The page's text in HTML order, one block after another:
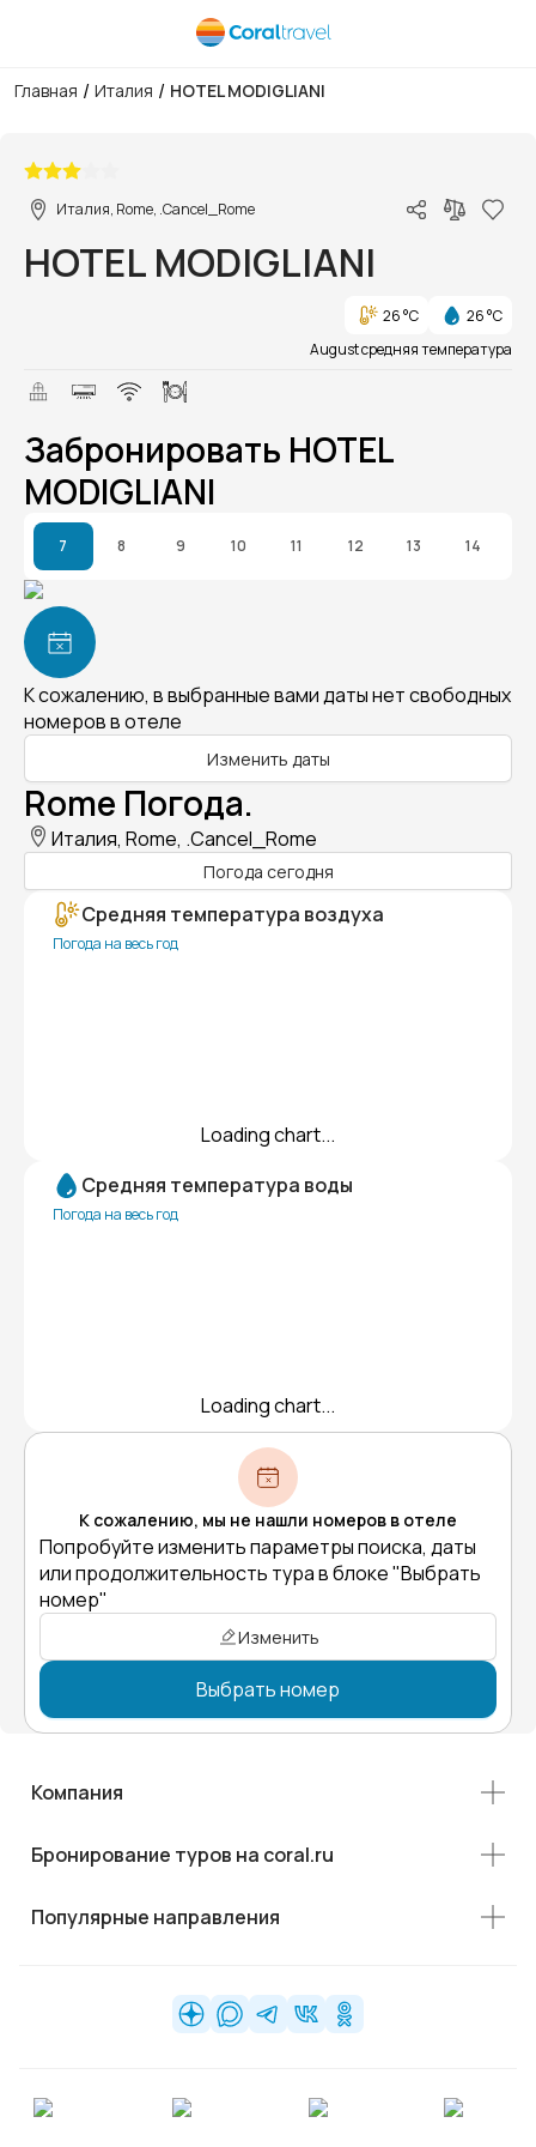
Главная / Италия / HOTEL MODIGLIANI
Италия, Rome, .Cancel_Rome
HOTEL MODIGLIANI
26 °C
26 °C
August средняя температура
Забронировать HOTEL
MODIGLIANI
7 8 9 10 11 12 13 14
К сожалению, в выбранные вами даты нет свободных
номеров в отеле
Изменить даты
Rome Погода.
Италия, Rome, .Cancel_Rome
Погода сегодня
Средняя температура воздуха
Погода на весь год
Loading chart...
Средняя температура воды
Погода на весь год
Loading chart...
К сожалению, мы не нашли номеров в отеле
Попробуйте изменить параметры поиска, даты
или продолжительность тура в блоке "Выбрать
номер"
Изменить
Выбрать номер
Компания
Бронирование туров на coral.ru
Популярные направления